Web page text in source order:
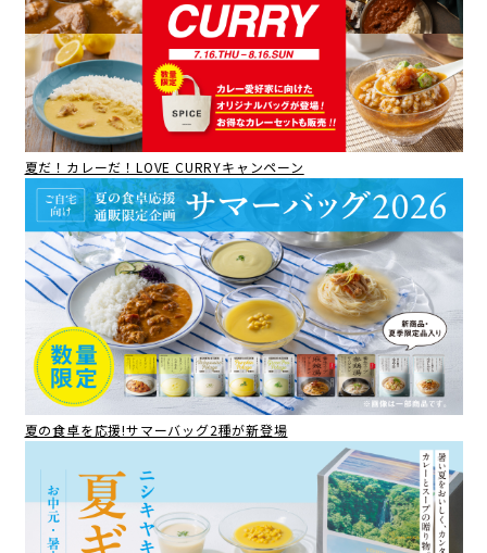
夏だ！カレーだ！LOVE CURRYキャンペーン
夏の食卓を応援!サマーバッグ2種が新登場